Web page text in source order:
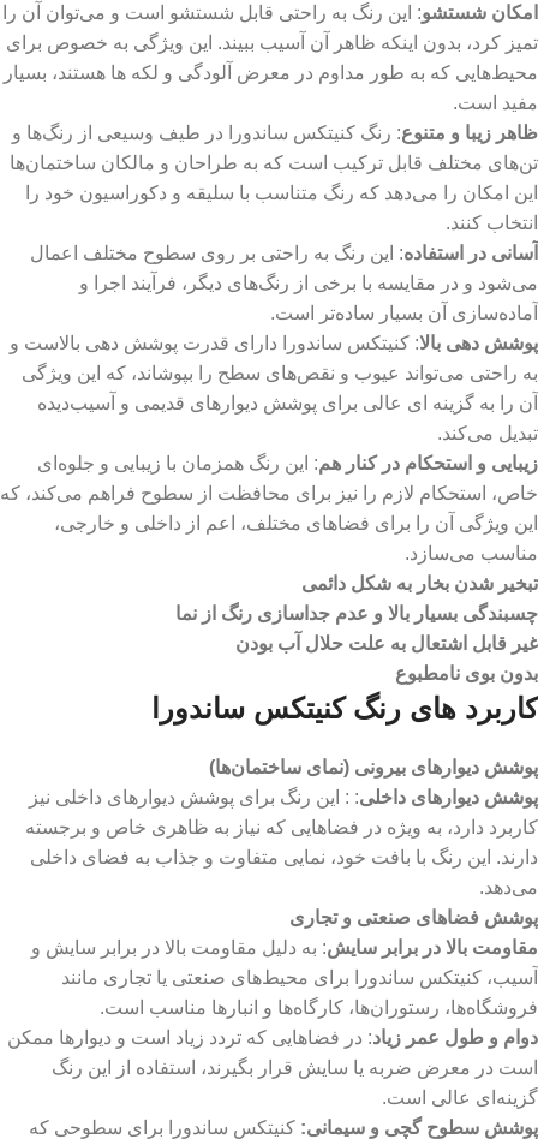
امکان شستشو: این رنگ به راحتی قابل شستشو است و می‌توان آن را
تمیز کرد، بدون اینکه ظاهر آن آسیب ببیند. این ویژگی به خصوص برای
محیط‌هایی که به طور مداوم در معرض آلودگی و لکه‌ ها هستند، بسیار
مفید است.
ظاهر زیبا و متنوع: رنگ کنیتکس ساندورا در طیف وسیعی از رنگ‌ها و
تن‌های مختلف قابل ترکیب است که به طراحان و مالکان ساختمان‌ها
این امکان را می‌دهد که رنگ متناسب با سلیقه و دکوراسیون خود را
انتخاب کنند.
آسانی در استفاده: این رنگ به راحتی بر روی سطوح مختلف اعمال
می‌شود و در مقایسه با برخی از رنگ‌های دیگر، فرآیند اجرا و
آماده‌سازی آن بسیار ساده‌تر است.
پوشش دهی بالا: کنیتکس ساندورا دارای قدرت پوشش‌ دهی بالاست و
به راحتی می‌تواند عیوب و نقص‌های سطح را بپوشاند، که این ویژگی
آن را به گزینه‌ ای عالی برای پوشش دیوارهای قدیمی و آسیب‌دیده
تبدیل می‌کند.
زیبایی و استحکام در کنار هم: این رنگ همزمان با زیبایی و جلوه‌ای
خاص، استحکام لازم را نیز برای محافظت از سطوح فراهم می‌کند، که
این ویژگی آن را برای فضاهای مختلف، اعم از داخلی و خارجی،
مناسب می‌سازد.
تبخیر شدن بخار به شکل دائمی
چسبندگی بسیار بالا و عدم جداسازی رنگ از نما
غیر قابل اشتعال به علت حلال آب بودن
بدون بوی نامطبوع
کاربرد های رنگ کنیتکس ساندورا
پوشش دیوارهای بیرونی (نمای ساختمان‌ها)
پوشش دیوارهای داخلی: : این رنگ برای پوشش دیوارهای داخلی نیز
کاربرد دارد، به ویژه در فضاهایی که نیاز به ظاهری خاص و برجسته
دارند. این رنگ با بافت خود، نمایی متفاوت و جذاب به فضای داخلی
می‌دهد.
پوشش فضاهای صنعتی و تجاری
مقاومت بالا در برابر سایش: به دلیل مقاومت بالا در برابر سایش و
آسیب، کنیتکس ساندورا برای محیط‌های صنعتی یا تجاری مانند
فروشگاه‌ها، رستوران‌ها، کارگاه‌ها و انبارها مناسب است.
دوام و طول عمر زیاد: در فضاهایی که تردد زیاد است و دیوارها ممکن
است در معرض ضربه یا سایش قرار بگیرند، استفاده از این رنگ
گزینه‌ای عالی است.
پوشش سطوح گچی و سیمانی: کنیتکس ساندورا برای سطوحی که